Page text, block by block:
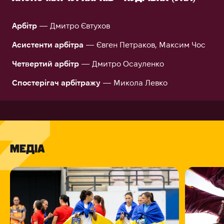
Арбітр — Дмитро Євтухов
Асистенти арбітра — Євген Петраков, Максим Чос
Четвертий арбітр — Дмитро Осауленко
Спостерігач арбітражу — Микола Левко
МЕДІА